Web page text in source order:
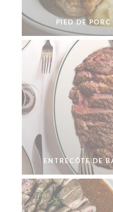
PIED DE
ENTRECÔTE DE